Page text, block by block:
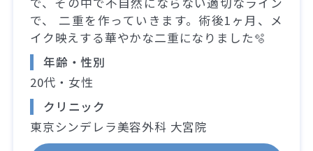
で、 二重を作っていきます。術後1ヶ月、メ
イク映えする華やかな二重になりました🫧
年齢・性別
20代・女性
クリニック
東京シンデレラ美容外科 大宮院